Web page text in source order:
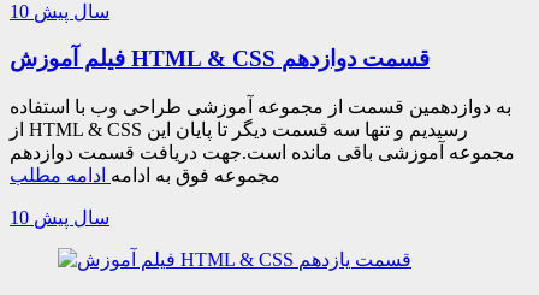
10 سال پیش
فیلم آموزش HTML & CSS قسمت دوازدهم
به دوازدهمین قسمت از مجموعه آموزشی طراحی وب با استفاده
از HTML & CSS رسیدیم و تنها سه قسمت دیگر تا پایان این
مجموعه آموزشی باقی مانده است.جهت دریافت قسمت دوازدهم
مجموعه فوق به ادامه ادامه مطلب
10 سال پیش